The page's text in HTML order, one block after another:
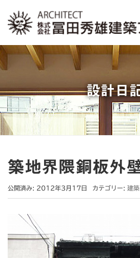
設計日
築地界隈銅板外
公開済み: 2012年3月17日 カテゴリー: 建